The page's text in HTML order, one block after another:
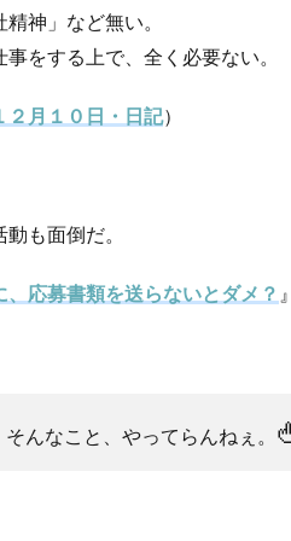
神」など無い。
をする上で、全く必要ない。
２月１０日・日記）
も面倒だ。
、応募書類を送らないとダメ？
そんなこと、やってらんねぇ。